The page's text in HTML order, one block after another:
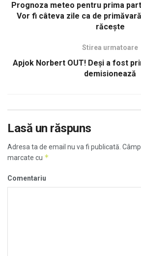
Prognoza meteo pentru prima
Vor fi câteva zile ca de
răcește
Stirea urmatoare
Apjok Norbert OUT! Deși a fost
demisionează
Lasă un răspuns
Adresa ta de email nu va fi publicată.
marcate cu *
Comentariu